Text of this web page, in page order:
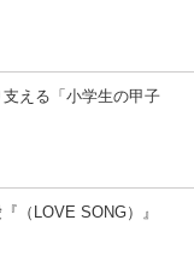
える「小学生の甲子
（LOVE SONG）』